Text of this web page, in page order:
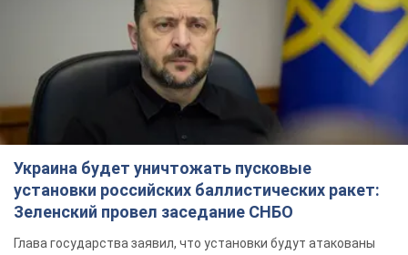
Украина будет уничтожать пусковые
установки российских баллистических ракет:
Зеленский провел заседание СНБО
Глава государства заявил, что установки будут атакованы